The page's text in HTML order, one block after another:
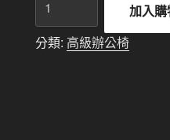
辦
公
加入
分類: 高級辦公椅